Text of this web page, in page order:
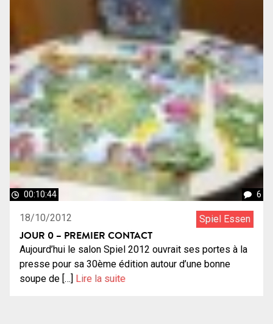
00:10:44 6
18/10/2012 Spiel Essen
JOUR 0 – PREMIER CONTACT
Aujourd’hui le salon Spiel 2012 ouvrait ses portes à la
presse pour sa 30ème édition autour d’une bonne
soupe de […] Lire la suite